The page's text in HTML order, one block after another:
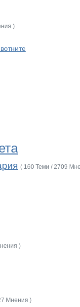
)
( 160 Теми / 2709
)
Мнения )